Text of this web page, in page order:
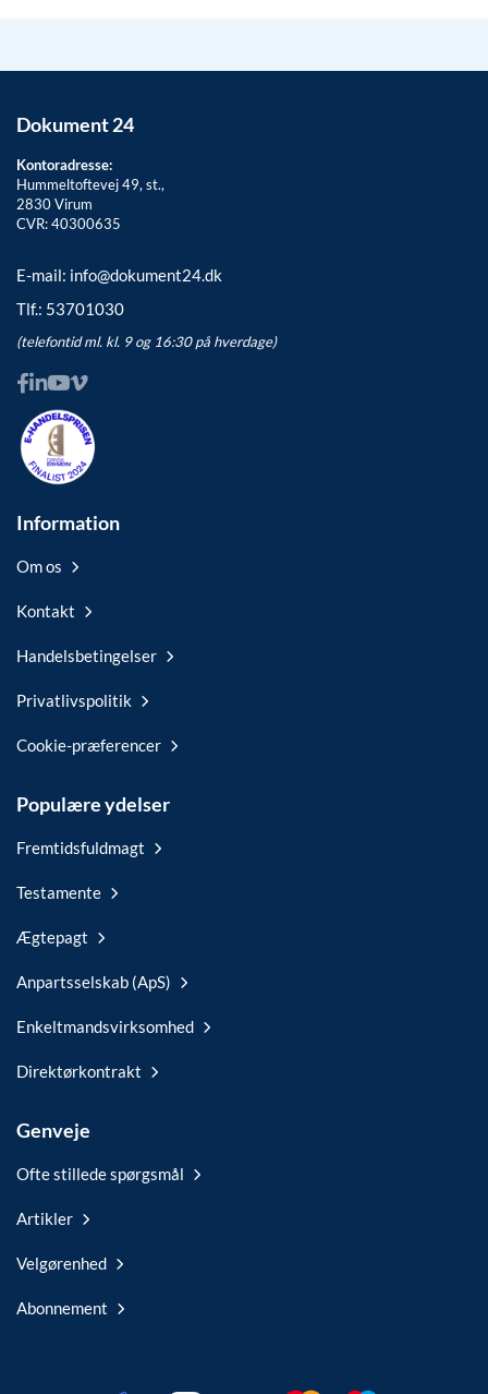
Dokument 24
Kontoradresse:
Hummeltoftevej 49, st.,
2830Virum
CVR: 40300635
E-mail: info@dokument24.dk
Tlf.: 53701030
(telefontid ml. kl. 9 og 16:30 på hverdage)
Information
Om os
Kontakt
Handelsbetingelser
Privatlivspolitik
Cookie-præferencer
Populære ydelser
Fremtidsfuldmagt
Testamente
Ægtepagt
Anpartsselskab (ApS)
Enkeltmandsvirksomhed
Direktørkontrakt
Genveje
Ofte stillede spørgsmål
Artikler
Velgørenhed
Abonnement